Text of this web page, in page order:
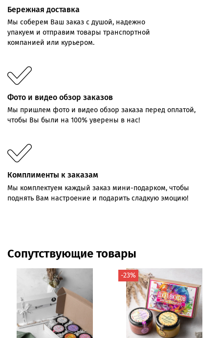
Бережная доставка
Мы соберем Ваш заказ с душой, надежно
упакуем и отправим товары транспортной
компанией или курьером.
Фото и видео обзор заказов
Мы пришлем фото и видео обзор заказа перед оплатой,
чтобы Вы были на 100% уверены в нас!
Комплименты к заказам
Мы комплектуем каждый заказ мини-подарком, чтобы
поднять Вам настроение и подарить сладкую эмоцию!
Сопутствующие товары
-23%